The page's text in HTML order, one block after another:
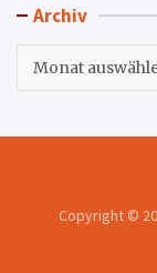
Archiv
Copyright ©